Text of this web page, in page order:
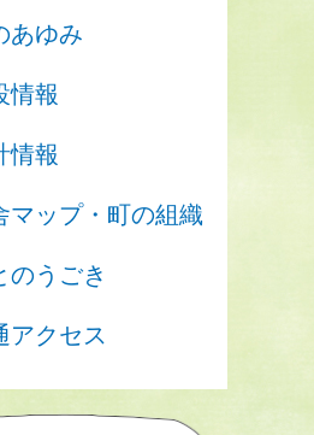
あゆみ
情報
情報
マップ・町の組織
のうごき
アクセス